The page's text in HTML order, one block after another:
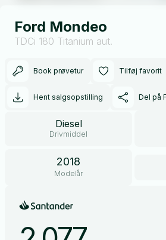
Ford Mondeo
TDCi 180 Titanium aut.
Book prøvetur Tilføj favorit
Hent salgsopstilling Del på
Diesel
Drivmiddel
2018
Modelår